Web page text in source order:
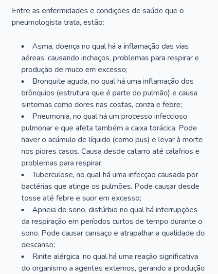
Entre as enfermidades e condições de saúde que o
pneumologista trata, estão:
Asma, doença no qual há a inflamação das vias
aéreas, causando inchaços, problemas para respirar e
produção de muco em excesso;
Bronquite aguda, no qual há uma inflamação dos
brônquios (estrutura que é parte do pulmão) e causa
sintomas como dores nas costas, coriza e febre;
Pneumonia, no qual há um processo infeccioso
pulmonar e que afeta também a caixa torácica. Pode
haver o acúmulo de líquido (como pus) e levar à morte
nos piores casos. Causa desde catarro até calafrios e
problemas para respirar;
Tuberculose, no qual há uma infecção causada por
bactérias que atinge os pulmões. Pode causar desde
tosse até febre e suor em excesso;
Apneia do sono, distúrbio no qual há interrupções
da respiração em períodos curtos de tempo durante o
sono. Pode causar cansaço e atrapalhar a qualidade do
descanso;
Rinite alérgica, no qual há uma reação significativa
do organismo a agentes externos, gerando a produção